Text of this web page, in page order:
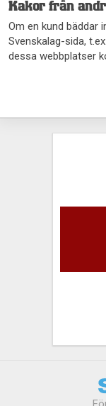
Kakor från
Om en kund bäddar
Svenskalag-sida,
dessa webbplatser